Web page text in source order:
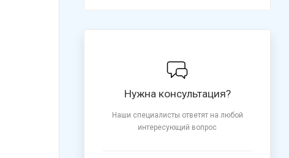
Нужна консультация?
Наши специалисты ответят на любой
интересующий вопрос